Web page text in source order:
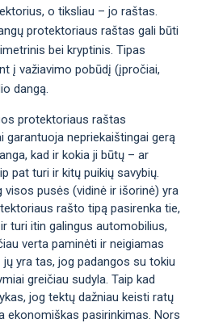
o tiksliau – jo raštas.
protektoriaus raštas gali būti
bei kryptinis. Tipas
į važiavimo pobūdį (įpročiai,
dangą.
protektoriaus raštas
garantuoja nepriekaištingai gerą
kad ir kokia ji būtų – ar
pat turi ir kitų puikių savybių.
visos pusės (vidinė ir išorinė) yra
rašto tipą pasirenka tie,
turi itin galingus automobilius,
verta paminėti ir neigiamas
yra tas, jog padangos su tokiu
greičiau sudyla. Taip kad
jog tektų dažniau keisti ratų
ekonomiškas pasirinkimas. Nors